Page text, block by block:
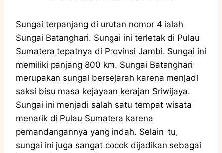
Sungai terpanjang di urutan nomor 4 ialah
Sungai Batanghari. Sungai ini terletak di Pulau
Sumatera tepatnya di Provinsi Jambi. Sungai ini
memiliki panjang 800 km. Sungai Batanghari
merupakan sungai bersejarah karena menjadi
saksi bisu masa kejayaan kerajan Sriwijaya.
Sungai ini menjadi salah satu tempat wisata
menarik di Pulau Sumatera karena
pemandangannya yang indah. Selain itu,
sungai ini juga sangat cocok dijadikan sebagai